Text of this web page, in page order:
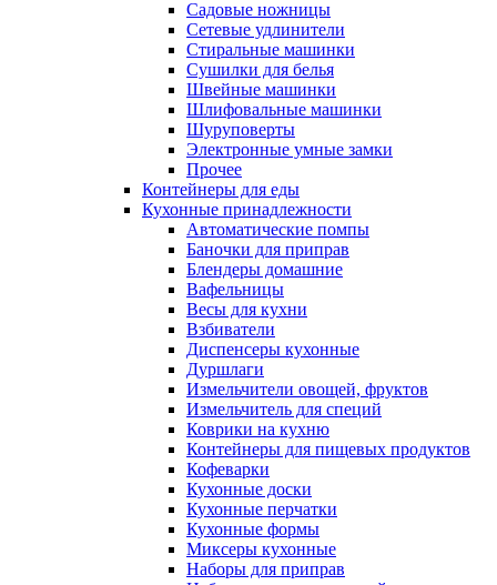
Садовые ножницы
Сетевые удлинители
Стиральные машинки
Сушилки для белья
Швейные машинки
Шлифовальные машинки
Шуруповерты
Электронные умные замки
Прочее
Контейнеры для еды
Кухонные принадлежности
Автоматические помпы
Баночки для приправ
Блендеры домашние
Вафельницы
Весы для кухни
Взбиватели
Диспенсеры кухонные
Дуршлаги
Измельчители овощей, фруктов
Измельчитель для специй
Коврики на кухню
Контейнеры для пищевых продуктов
Кофеварки
Кухонные доски
Кухонные перчатки
Кухонные формы
Миксеры кухонные
Наборы для приправ